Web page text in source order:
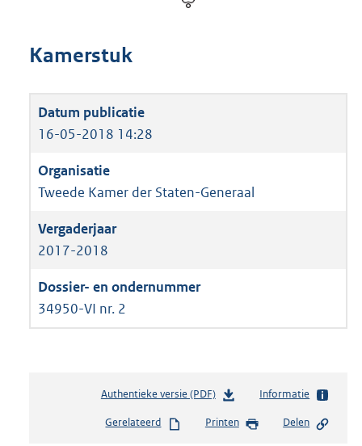
Kamerstuk
16-05-2018 14:28
Tweede Kamer der Staten-Generaal
2017-2018
34950-VI nr. 2
Authentieke versie (PDF)b
s
Informatie
Gerelateerd Printen Delen